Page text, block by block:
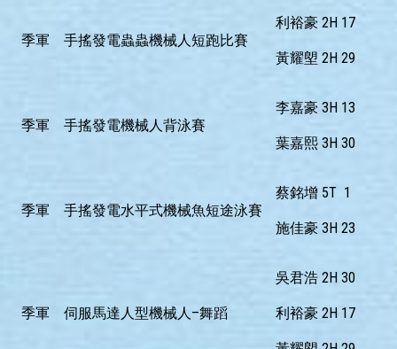
季軍 手搖發電蟲蟲機械人短跑比賽
利裕豪 2H 17
黃耀塱 2H 29
季軍 手搖發電機械人背泳賽
李嘉豪 3H 13
葉嘉熙 3H 30
季軍 手搖發電水平式機械魚短途泳賽
蔡銘增 5T 1
施佳豪 3H 23
季軍 伺服馬達人型機械人–舞蹈
吳君浩 2H 30
利裕豪 2H 17